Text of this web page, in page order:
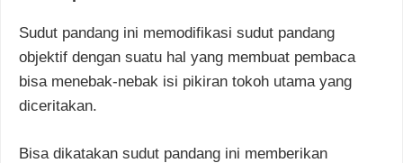
Sudut pandang ini memodifikasi sudut pandang
objektif dengan suatu hal yang membuat pembaca
bisa menebak-nebak isi pikiran tokoh utama yang
diceritakan.
Bisa dikatakan sudut pandang ini memberikan